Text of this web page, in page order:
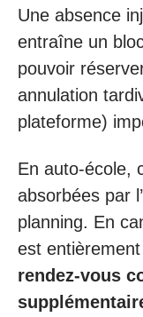
Une absence
entraîne un
pouvoir
annulation
plateforme)
En auto-école,
absorbées par
planning. En
est
rendez-vous